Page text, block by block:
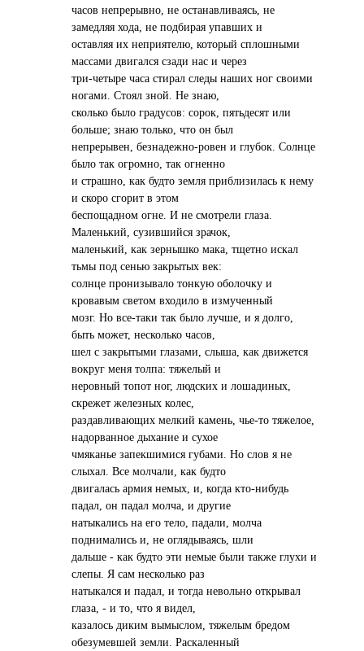
часов непрерывно, не останавливаясь, не
замедляя хода, не подбирая упавших и
оставляя их неприятелю, который сплошными
массами двигался сзади нас и через
три-четыре часа стирал следы наших ног своими
ногами. Стоял зной. Не знаю,
сколько было градусов: сорок, пятьдесят или
больше; знаю только, что он был
непрерывен, безнадежно-ровен и глубок. Солнце
было так огромно, так огненно
и страшно, как будто земля приблизилась к нему
и скоро сгорит в этом
беспощадном огне. И не смотрели глаза.
Маленький, сузившийся зрачок,
маленький, как зернышко мака, тщетно искал
тьмы под сенью закрытых век:
солнце пронизывало тонкую оболочку и
кровавым светом входило в измученный
мозг. Но все-таки так было лучше, и я долго,
быть может, несколько часов,
шел с закрытыми глазами, слыша, как движется
вокруг меня толпа: тяжелый и
неровный топот ног, людских и лошадиных,
скрежет железных колес,
раздавливающих мелкий камень, чье-то тяжелое,
надорванное дыхание и сухое
чмяканье запекшимися губами. Но слов я не
слыхал. Все молчали, как будто
двигалась армия немых, и, когда кто-нибудь
падал, он падал молча, и другие
натыкались на его тело, падали, молча
поднимались и, не оглядываясь, шли
дальше - как будто эти немые были также глухи и
слепы. Я сам несколько раз
натыкался и падал, и тогда невольно открывал
глаза, - и то, что я видел,
казалось диким вымыслом, тяжелым бредом
обезумевшей земли. Раскаленный